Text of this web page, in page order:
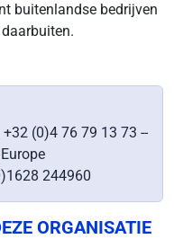
buitenlandse bedrijven
(0)4 76 79 13 73 --
244960
ORGANISATIE